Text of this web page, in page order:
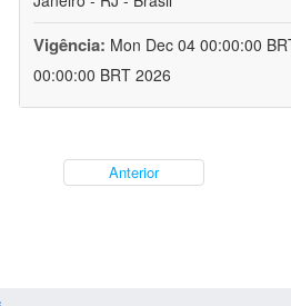
Vigência: Mon Dec 04 00:00:00
00:00:00 BRT 2026
Anterior